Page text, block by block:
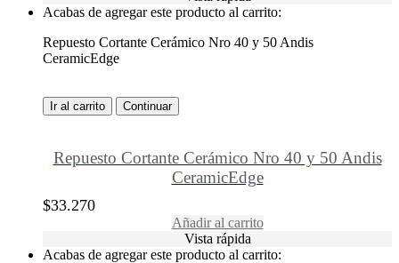
Acabas de agregar este producto al carrito:
Repuesto Cortante Cerámico Nro 40 y 50 Andis
CeramicEdge
Ir al carrito Continuar
Repuesto Cortante Cerámico Nro 40 y 50 Andis
CeramicEdge
$33.270
Añadir al carrito
Vista rápida
Acabas de agregar este producto al carrito: